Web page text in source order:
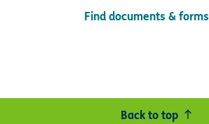
Find documents & forms
Back to top